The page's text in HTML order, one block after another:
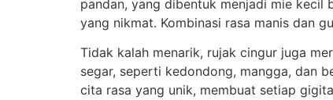
pandan, yang dibentuk menjadi mie kecil
yang nikmat. Kombinasi rasa manis dan
Tidak kalah menarik, rujak cingur juga
segar, seperti kedondong, mangga, dan
cita rasa yang unik, membuat setiap